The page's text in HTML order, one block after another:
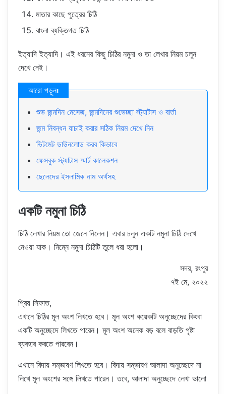
মাতার কাছে পুত্রের চিঠি
বাংলা ব্যক্তিগত চিঠি
ইত্যাদি ইত্যাদি। এই ধরনের কিছু চিঠির নমুনা ও তা লেখার নিয়ম চলুন
দেখে নেই।
শুভ জন্মদিন মেসেজ, জন্মদিনের শুভেচ্ছা স্ট্যাটাস ও বার্তা
জন্ম নিবন্ধন যাচাই করার সঠিক নিয়ম দেখে নিন
ভিটমেট ডাউনলোড করব কিভাবে
ফেসবুক স্ট্যাটাস স্মার্ট কালেকশন
ছেলেদের ইসলামিক নাম অর্থসহ
একটি নমুনা চিঠি
চিঠি লেখার নিয়ম তো জেনে নিলেন। এবার চলুন একটি নমুনা চিঠি দেখে
নেওয়া যাক। নিম্নে নমুনা চিঠিটি তুলে ধরা হলো।
সদর, রংপুর
৭ই মে, ২০২২
প্রিয় সিফাত,
এখানে চিঠির মূল অংশ লিখতে হবে। মূল অংশ কয়েকটি অনুচ্ছেদের কিংবা
একটি অনুচ্ছেদে লিখতে পারেন। মূল অংশ অনেক বড় বলে বাড়তি পৃষ্টা
ব্যবহার করতে পারবেন।
এখানে বিদায় সম্ভাষণ লিখতে হবে। বিদায় সম্ভাষণ আলাদা অনুচ্ছেদে না
লিখে মূল অংশের সঙ্গে লিখতে পারেন। তবে, আলাদা অনুচ্ছেদে লেখা ভালো